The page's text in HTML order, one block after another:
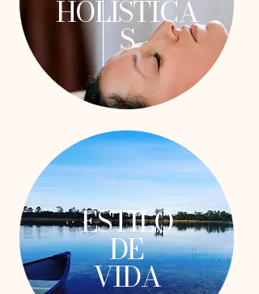
HOLÍSTICA
S
ESTILO
DE
VIDA